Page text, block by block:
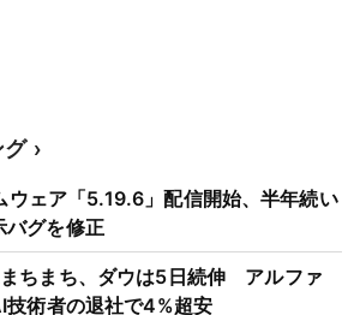
グ
ェア「5.19.6」配信開始、半年続い
バグを修正
ちまち、ダウは5日続伸 アルファ
技術者の退社で4%超安